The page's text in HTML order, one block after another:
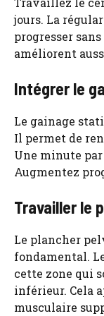
jours. La
progresser
améliorent
Intégrer le
Le gainage
Il permet de
Une minute
Augmentez
Travailler le
Le plancher
fondamental.
cette zone qui
inférieur. Cela
musculaire